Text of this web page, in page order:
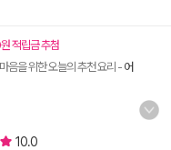
적립금 추첨
음을 위한 오늘의 추천 요리 - 어
10.0